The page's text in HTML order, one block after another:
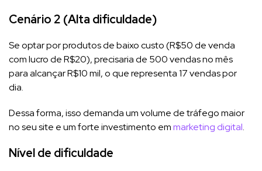
Cenário 2 (Alta dificuldade)
Se optar por produtos de baixo custo (R$50 de venda
com lucro de R$20), precisaria de 500 vendas no mês
para alcançar R$10 mil, o que representa 17 vendas por
dia.
Dessa forma, isso demanda um volume de tráfego maior
no seu site e um forte investimento emmarketing digital.
Nível de dificuldade